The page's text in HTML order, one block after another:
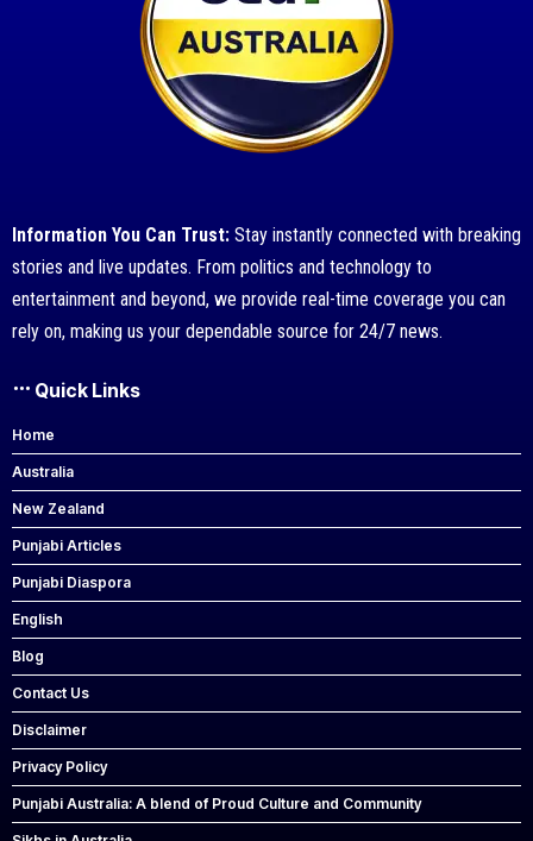
Information You Can Trust: Stay instantly connected with breaking
stories and live updates. From politics and technology to
entertainment and beyond, we provide real-time coverage you can
rely on, making us your dependable source for 24/7 news.
Quick Links
Home
Australia
New Zealand
Punjabi Articles
Punjabi Diaspora
English
Blog
Contact Us
Disclaimer
Privacy Policy
Punjabi Australia: A blend of Proud Culture and Community